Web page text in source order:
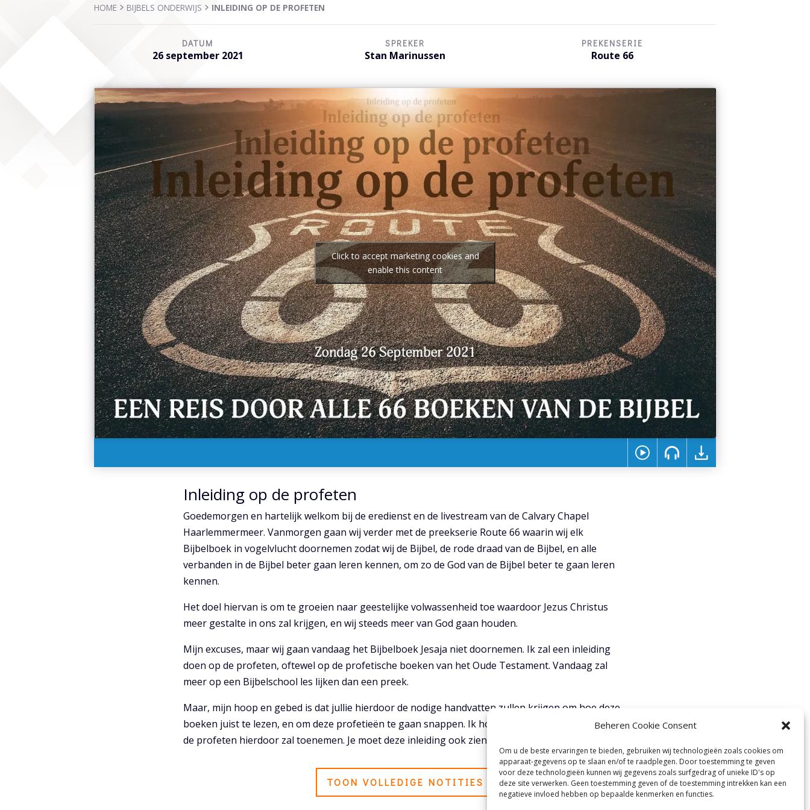
Beheren Cookie Consent
Om u de beste ervaringen te bieden, gebruiken wij technologieën zoals cookies om
apparaat-gegevens op te slaan en/of te raadplegen. Door toestemming te geven
voor deze technologieën kunnen wij gegevens zoals surfgedrag of unieke ID's op
deze site verwerken. Geen toestemming geven of de toestemming intrekken kan een
negatieve invloed hebben op bepaalde kenmerken en functies.
HOME BIJBELS ONDERWIJS INLEIDING OP DE PROFETEN
DATUM
26 september 2021
SPREKER
Stan Marinussen
PREKENSERIE
Route 66
Click to accept marketing cookies and
enable this content
Inleiding op de profeten
Goedemorgen en hartelijk welkom bij de eredienst en de livestream van de Calvary Chapel
Haarlemmermeer. Vanmorgen gaan wij verder met de preekserie Route 66 waarin wij elk
Bijbelboek in vogelvlucht doornemen zodat wij de Bijbel, de rode draad van de Bijbel, en alle
verbanden in de Bijbel beter gaan leren kennen, om zo de God van de Bijbel beter te gaan leren
kennen.
Het doel hiervan is om te groeien naar geestelijke volwassenheid toe waardoor Jezus Christus
meer gestalte in ons zal krijgen, en wij steeds meer van God gaan houden.
Mijn excuses, maar wij gaan vandaag het Bijbelboek Jesaja niet doornemen. Ik zal een inleiding
doen op de profeten, oftewel op de profetische boeken van het Oude Testament. Vandaag zal
meer op een Bijbelschool les lijken dan een preek.
Maar, mijn hoop en gebed is dat jullie hierdoor de nodige handvatten zullen krijgen om hoe deze
boeken juist te lezen, en om deze profetieën te gaan snappen. Ik hoop ook dat jullie honger naar
de profeten hierdoor zal toenemen. Je moet deze inleiding ook zien als een soort aperitief.
TOON VOLLEDIGE NOTITIES